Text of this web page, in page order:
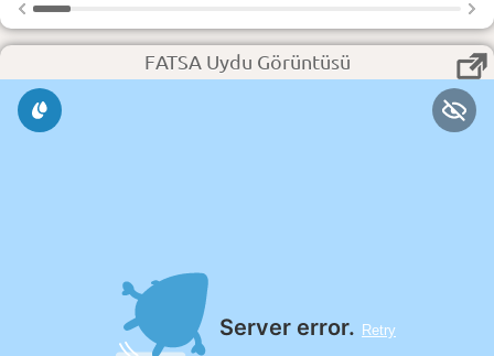
FATSA Uydu Görüntüsü